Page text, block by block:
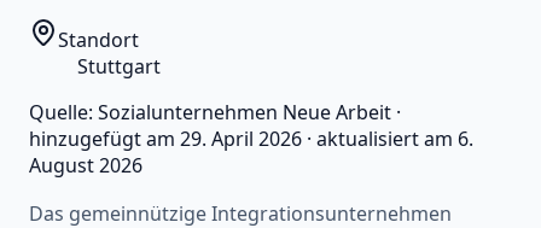
Standort
Stuttgart
Quelle: Sozialunternehmen Neue Arbeit ·
hinzugefügt am 29. April 2026 · aktualisiert am 6.
August 2026
Das gemeinnützige Integrationsunternehmen